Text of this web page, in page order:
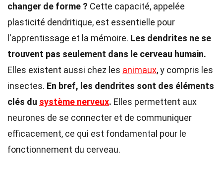
changer de forme ? Cette capacité, appelée
plasticité dendritique, est essentielle pour
l'apprentissage et la mémoire. Les dendrites ne se
trouvent pas seulement dans le cerveau humain.
Elles existent aussi chez les animaux, y compris les
insectes. En bref, les dendrites sont des éléments
clés du système nerveux. Elles permettent aux
neurones de se connecter et de communiquer
efficacement, ce qui est fondamental pour le
fonctionnement du cerveau.